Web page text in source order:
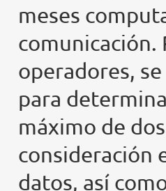
meses
comunicación.
operadores,
para
máximo de
consideración
datos, así